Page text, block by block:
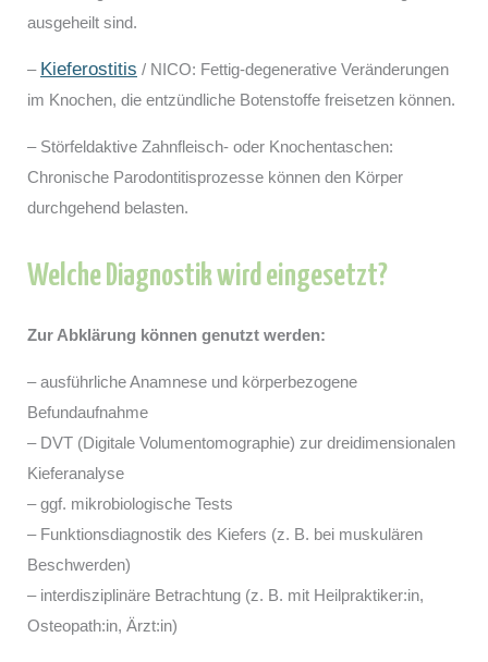
ausgeheilt sind.
– Kieferostitis / NICO: Fettig-degenerative Veränderungen
im Knochen, die entzündliche Botenstoffe freisetzen können.
– Störfeldaktive Zahnfleisch- oder Knochentaschen:
Chronische Parodontitisprozesse können den Körper
durchgehend belasten.
Welche Diagnostik wird eingesetzt?
Zur Abklärung können genutzt werden:
– ausführliche Anamnese und körperbezogene
Befundaufnahme
– DVT (Digitale Volumentomographie) zur dreidimensionalen
Kieferanalyse
– ggf. mikrobiologische Tests
– Funktionsdiagnostik des Kiefers (z. B. bei muskulären
Beschwerden)
– interdisziplinäre Betrachtung (z. B. mit Heilpraktiker:in,
Osteopath:in, Ärzt:in)